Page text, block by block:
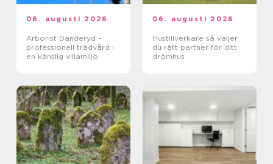
06. augusti 2026
Arborist Danderyd –
professionell trädvård i
en känslig villamiljö
06. augusti 2026
Hustillverkare så väljer
du rätt partner för ditt
drömhus